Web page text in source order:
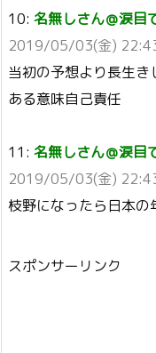
10: 名無しさん＠涙目
2019/05/03(金)
当初の予想より長生
ある意味自己責任
11: 名無しさん＠涙目
2019/05/03(金)
枝野になったら日本の
スポンサーリンク